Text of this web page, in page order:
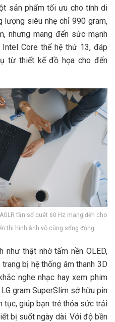
sản phẩm tối ưu cho tính di
lượng siêu nhẹ chỉ 990 gram,
nhưng mang đến sức mạnh
Core thế hệ thứ 13, đáp
từ thiết kế đồ họa cho đến
tần số quét 60 Hz mang đến cho
thị hình ảnh vô cùng sống động.
như thật nhờ tấm nền OLED,
bị hệ thống âm thanh 3D
nghe nhạc hay xem phim
gram SuperSlim sở hữu pin
tục, giúp bạn trẻ thỏa sức trải
bị suốt ngày dài. Với độ bền